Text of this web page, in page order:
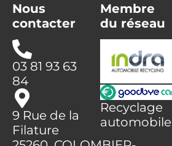
Nous
contacter
03 81 93 63
84
9 Rue de la
Filature
Membre
du réseau
Recyclage
automobile